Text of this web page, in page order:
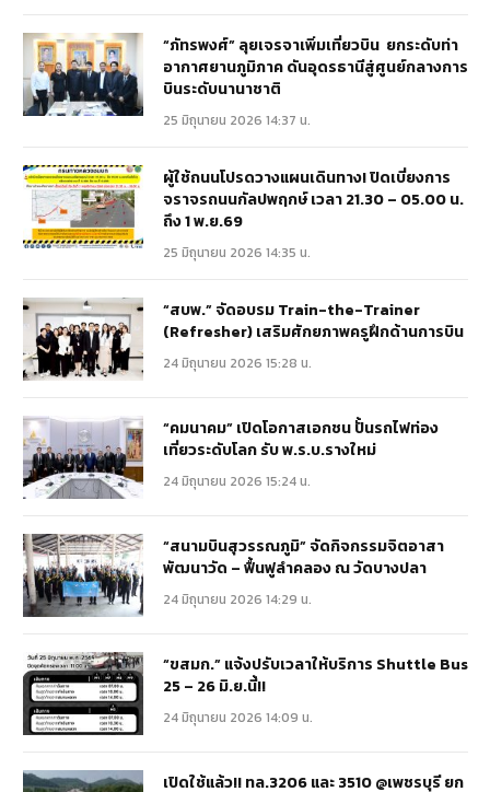
“ภัทรพงศ์” ลุยเจรจาเพิ่มเที่ยวบิน ยกระดับท่า
อากาศยานภูมิภาค ดันอุดรธานีสู่ศูนย์กลางการ
บินระดับนานาชาติ
25 มิถุนายน 2026 14:37 น.
ผู้ใช้ถนนโปรดวางแผนเดินทาง! ปิดเบี่ยงการ
จราจรถนนกัลปพฤกษ์ เวลา 21.30 – 05.00 น.
ถึง 1 พ.ย.69
25 มิถุนายน 2026 14:35 น.
“สบพ.” จัดอบรม Train-the-Trainer
(Refresher) เสริมศักยภาพครูฝึกด้านการบิน
24 มิถุนายน 2026 15:28 น.
“คมนาคม” เปิดโอกาสเอกชน ปั้นรถไฟท่อง
เที่ยวระดับโลก รับ พ.ร.บ.รางใหม่
24 มิถุนายน 2026 15:24 น.
“สนามบินสุวรรณภูมิ” จัดกิจกรรมจิตอาสา
พัฒนาวัด – ฟื้นฟูลำคลอง ณ วัดบางปลา
24 มิถุนายน 2026 14:29 น.
“ขสมก.” แจ้งปรับเวลาให้บริการ Shuttle Bus
25 – 26 มิ.ย.นี้!!
24 มิถุนายน 2026 14:09 น.
เปิดใช้แล้ว!! ทล.3206 และ 3510 @เพชรบุรี ยก